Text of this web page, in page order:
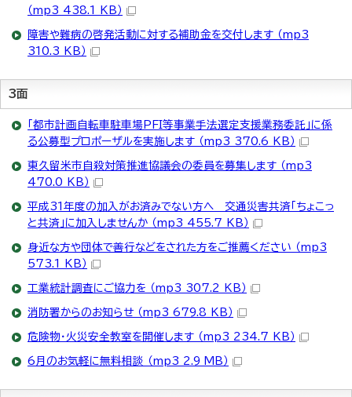
（mp3 438.1 KB）
障害や難病の啓発活動に対する補助金を交付します （mp3
310.3 KB）
3面
「都市計画自転車駐車場PFI等事業手法選定支援業務委託」に係
る公募型プロポーザルを実施します （mp3 370.6 KB）
東久留米市自殺対策推進協議会の委員を募集します （mp3
470.0 KB）
平成31年度の加入がお済みでない方へ 交通災害共済「ちょこっ
と共済」に加入しませんか （mp3 455.7 KB）
身近な方や団体で善行などをされた方をご推薦ください （mp3
573.1 KB）
工業統計調査にご協力を （mp3 307.2 KB）
消防署からのお知らせ （mp3 679.8 KB）
危険物・火災安全教室を開催します （mp3 234.7 KB）
6月のお気軽に無料相談 （mp3 2.9 MB）